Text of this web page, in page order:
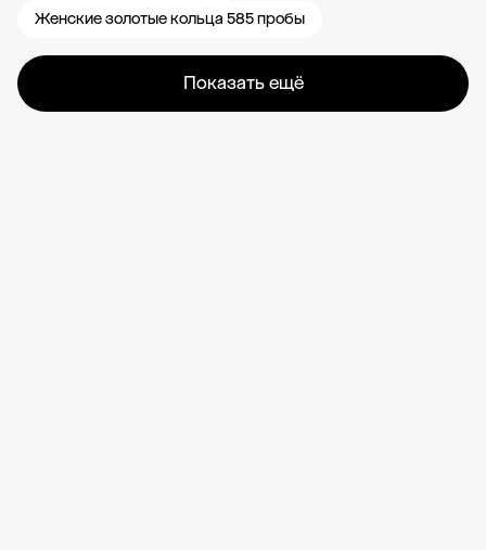
Женские золотые кольца 585 пробы
Показать ещё